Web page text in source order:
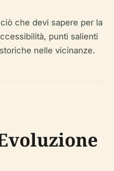
che devi sapere per la
punti salienti
nelle vicinanze.